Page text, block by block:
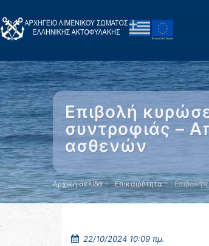
Επιβολή
συντροφιάς –
ασθενών
Αρχική σελίδα Επικαιρότητα Επιβολή
22/10/2024 10:09 πμ.